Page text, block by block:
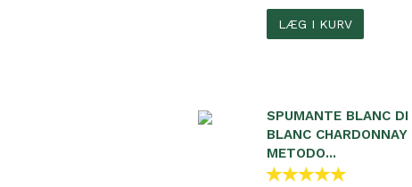
LÆG I KURV
SPUMANTE BLANC DI
BLANC CHARDONNAY
METODO...